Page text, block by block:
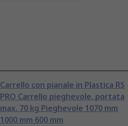
Carrello con pianale in Plastica RS
PRO Carrello pieghevole, portata
max. 70 kg Pieghevole 1070 mm
1000 mm 600 mm